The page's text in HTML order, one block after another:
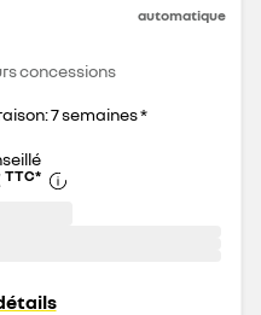
automatique
concessions
7 semaines *
TTC*